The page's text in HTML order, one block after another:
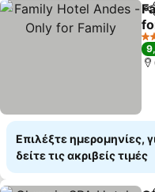
4
Επιλέξτε ημερομηνίες,
δείτε τις ακριβείς τιμές